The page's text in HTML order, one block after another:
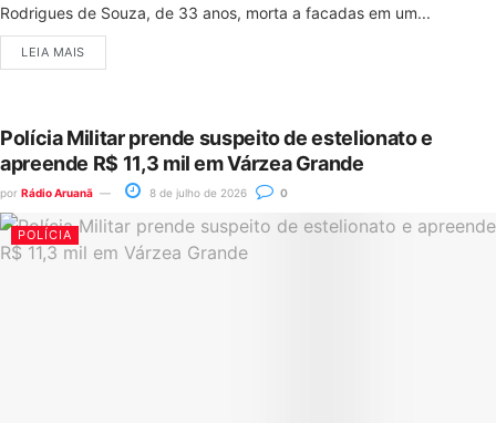
Rodrigues de Souza, de 33 anos, morta a facadas em um...
LEIA MAIS
Polícia Militar prende suspeito de estelionato e
apreende R$ 11,3 mil em Várzea Grande
por Rádio Aruanã 8 de julho de 2026 0
POLÍCIA